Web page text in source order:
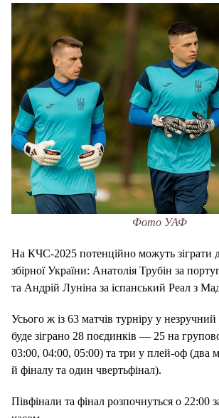
Фото УАФ
На КЧС-2025 потенційно можуть зіграти
збірної України: Анатолія Трубін за
та Андрій Луніна за іспанський Реал з
Усього ж із 63 матчів турніру у незручний
буде зіграно 28 поєдинків — 25 на
03:00, 04:00, 05:00) та три у плей-оф (два
й фіналу та один чвертьфінал).
Півфінали та фінал розпочнуться о 22:00